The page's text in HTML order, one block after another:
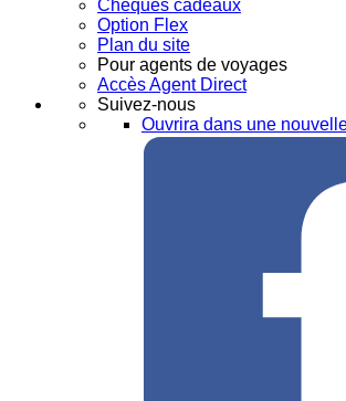
Chèques cadeaux
Option Flex
Plan du site
Pour agents de voyages
Accès Agent Direct
Suivez-nous
Ouvrira dans une